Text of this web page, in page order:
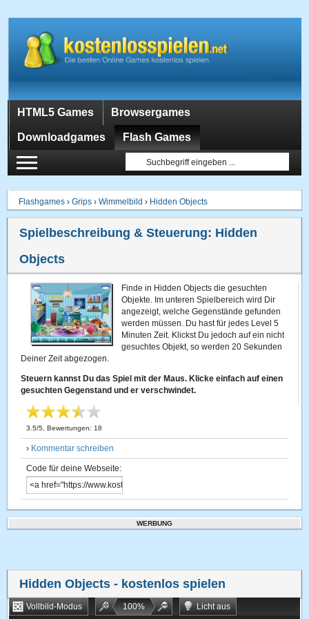
HTML5 Games Browsergames
Downloadgames Flash Games
Flashgames ›Grips ›Wimmelbild › Hidden Objects
Spielbeschreibung & Steuerung: Hidden
Objects
Finde in Hidden Objects die gesuchten
Objekte. Im unteren Spielbereich wird Dir
angezeigt, welche Gegenstände gefunden
werden müssen. Du hast für jedes Level 5
Minuten Zeit. Klickst Du jedoch auf ein nicht
gesuchtes Objekt, so werden 20 Sekunden
Deiner Zeit abgezogen.
Steuern kannst Du das Spiel mit der Maus. Klicke einfach auf einen
gesuchten Gegenstand und er verschwindet.
3.5/5 , Bewertungen: 18
› Kommentar schreiben
Code für deine Webseite:
WERBUNG
Hidden Objects - kostenlos spielen
Vollbild-Modus 100%
Licht aus